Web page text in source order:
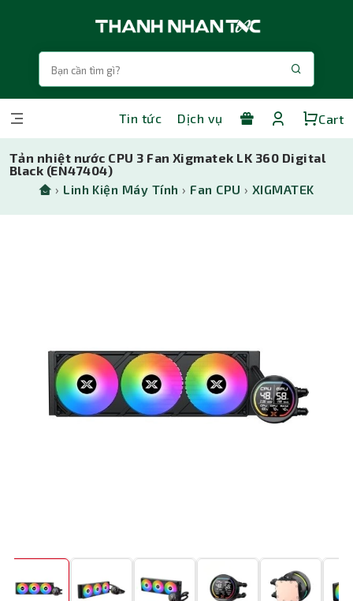
Tin tức Dịch vụ Cart
Tản nhiệt nước CPU 3 Fan Xigmatek LK 360 Digital
Black (EN47404)
› Linh Kiện Máy Tính › Fan CPU › XIGMATEK